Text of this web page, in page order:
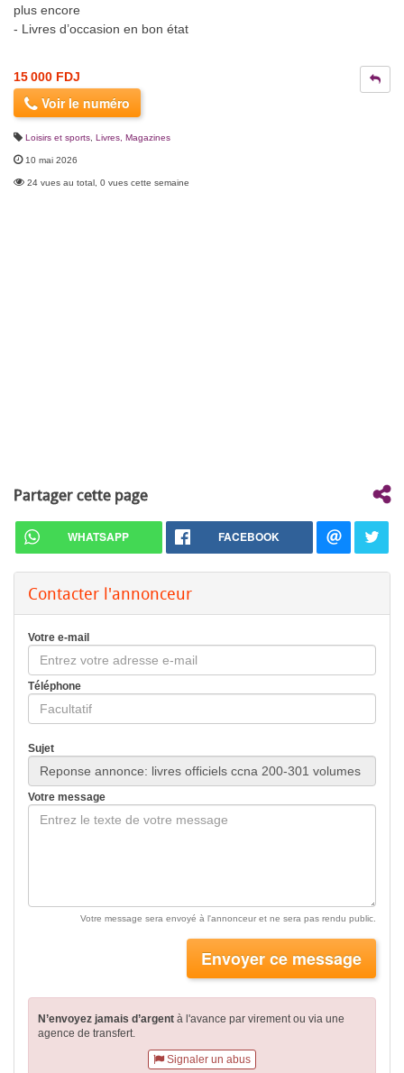
plus encore
- Livres d’occasion en bon état
15 000 FDJ
Voir le numéro
Loisirs et sports Livres, Magazines
10 mai 2026
24 vues au total, 0 vues cette semaine
Partager cette page
WHATSAPP FACEBOOK
Contacter l'annonceur
Votre e-mail
Téléphone
Sujet
Votre message
Votre message sera envoyé à l'annonceur et ne sera pas rendu public.
Envoyer ce message
N’envoyez jamais d’argent à l'avance par virementou via une
agence de transfert.
Signaler un abus